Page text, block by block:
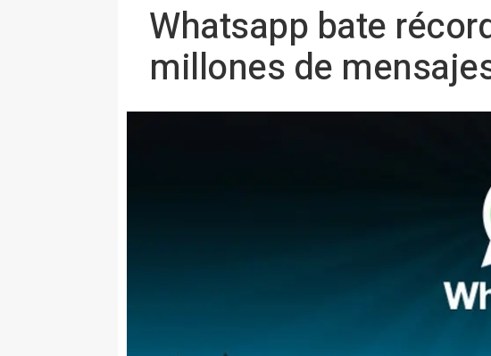
Whatsapp bate
millones de